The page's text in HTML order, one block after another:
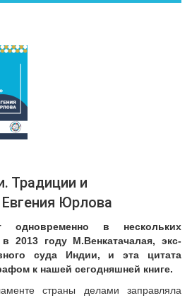
Традиции и
Юрлова
одновременно в нескольких
2013 году М.Венкатачалая, экс-
суда Индии, и эта цитата
к нашей сегодняшней книге.
страны делами заправляла